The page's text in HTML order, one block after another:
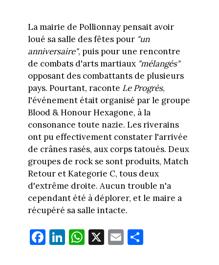
La mairie de Pollionnay pensait avoir
loué sa salle des fêtes pour "un
anniversaire", puis pour une rencontre
de combats d'arts martiaux "mélangés"
opposant des combattants de plusieurs
pays. Pourtant, raconte Le Progrès,
l'événement était organisé par le groupe
Blood & Honour Hexagone, à la
consonance toute nazie. Les riverains
ont pu effectivement constater l'arrivée
de crânes rasés, aux corps tatoués. Deux
groupes de rock se sont produits, Match
Retour et Kategorie C, tous deux
d'extrême droite. Aucun trouble n'a
cependant été à déplorer, et le maire a
récupéré sa salle intacte.
Fa
ce
Li
nk
W
ha
X E
m
Pa